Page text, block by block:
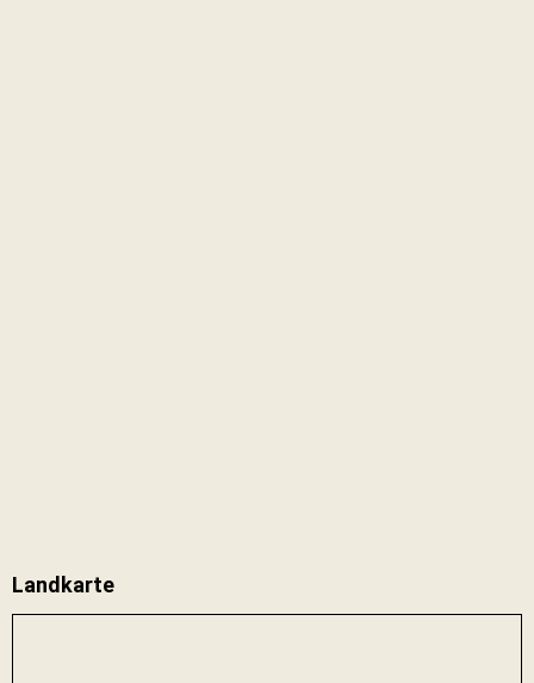
Landkarte